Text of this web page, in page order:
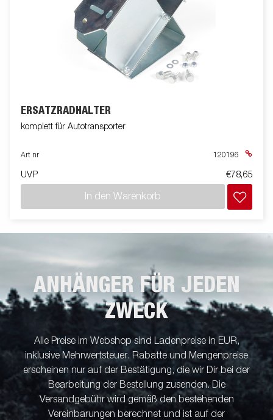
ERSATZRADHALTER
komplett für Autotransporter
Art nr 120196
UVP €78,65
In den Warenkorb
ANHÄNGER FÜR JEDEN
ZWECK
Alle Preise im Webshop sind Ladenpreise in EUR,
inklusive Mehrwertsteuer. Rabatte und Mengenpreise
erscheinen nur auf der Bestätigung, die wir Dir bei der
Bearbeitung der Bestellung zusenden. Die
Versandgebühr wird gemäß den bestehenden
Vereinbarungen berechnet und ist auf der